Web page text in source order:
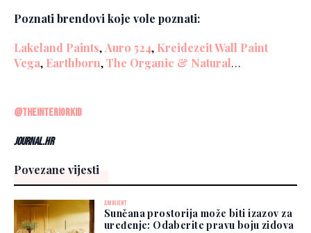
Poznati brendovi koje vole poznati:
Lakeland Paints,Auro 524, Kreidezeit Wall Paint
Vega, Earthborn,The Organic & Natural…
@theinteriorkid
Journal.hr
Povezane vijesti
AMBIJENT
Sunčana prostorija može biti izazov za
uređenje: Odaberite pravu boju zidova